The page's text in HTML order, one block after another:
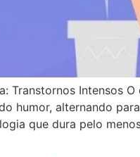
Transtornos Intensos
humor, alternando
que dura pelo